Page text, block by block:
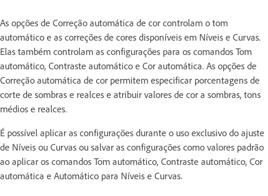
As opções de Correção automática de cor controlam o tom
automático e as correções de cores disponíveis em Níveis e Curvas.
Elas também controlam as configurações para os comandos Tom
automático, Contraste automático e Cor automática. As opções de
Correção automática de cor permitem especificar porcentagens de
corte de sombras e realces e atribuir valores de cor a sombras, tons
médios e realces.
É possível aplicar as configurações durante o uso exclusivo do ajuste
de Níveis ou Curvas ou salvar as configurações como valores padrão
ao aplicar os comandos Tom automático, Contraste automático, Cor
automática e Automático para Níveis e Curvas.